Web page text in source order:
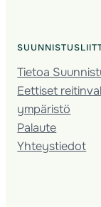
Tietoa
Eettiset
ympäristö
Palaute
Yhteystiedot